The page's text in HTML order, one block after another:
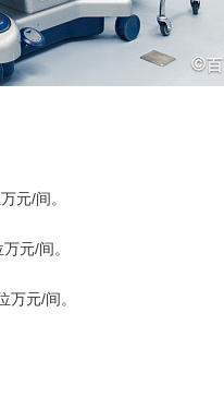
元/间。
元/间。
元/间。